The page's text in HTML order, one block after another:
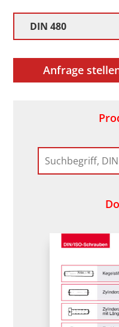
DIN 480
Anfrage